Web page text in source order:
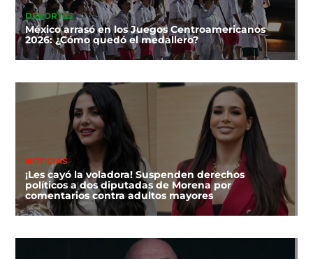
DEPORTES
México arrasó en los Juegos Centroamericanos
2026: ¿Cómo quedó el medallero?
NOTICIAS
¡Les cayó la voladora! Suspenden derechos
políticos a dos diputadas de Morena por
comentarios contra adultos mayores